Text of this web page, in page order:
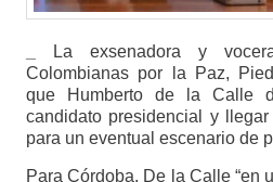
La exsenadora y
Colombianas por la Paz,
que Humberto de la Calle
candidato presidencial y
para un eventual escenario de
Para Córdoba, De la Calle “en